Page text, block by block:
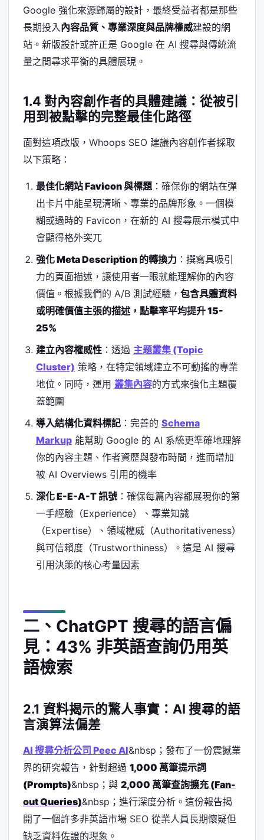
Google 強化來源歸屬的設計，最終受益者都是那些
長期投入 內容品質、專業深度與品牌權威建設的網
站。新版設計或許正是 Google 在 AI 搜尋與傳統流
量之間尋求平衡的具體展現。
1.4 對內容創作者的具體建議：從被引
用到被點擊的完整最佳化路徑
面對這項改版，Whoops SEO 建議內容創作者採取
以下策略：
最佳化網站 Favicon 與標題：確保你的網站在彈
出卡片中能呈現清晰、專業的品牌形象。一個模
糊或過時的 Favicon，在新的 AI 搜尋展示模式中
會顯得格外突兀
強化 Meta Description 的轉換力：撰寫具吸引
力的頁面描述，讓使用者一眼就能理解你的內容
價值。根據我們的 A/B 測試經驗， 包含具體資料
或明確價值主張的描述，點擊率平均提升 15-
25%
建立內容權威性：透過 主題叢集 (Topic
Cluster) 策略，在特定領域建立不可動搖的專業
地位。同時，運用 叢集內容的方式來強化主題覆
蓋範圍
導入結構化資料標記：完善的 Schema
Markup能幫助 Google 的 AI 系統更準確地理解
你的內容主題、作者資歷與發布時間，進而增加
被 AI Overviews 引用的機率
深化 E-E-A-T 訊號：確保每篇內容都展現你的第
一手經驗（Experience）、專業知識
（Expertise）、領域權威（Authoritativeness）
與可信賴度（Trustworthiness）。這是 AI 搜尋
引用決策的核心考量因素
二、ChatGPT 搜尋的語言偏
見：43% 非英語查詢仍用英
語檢索
2.1 資料揭示的驚人事實：AI 搜尋的語
言演算法偏差
AI 搜尋分析公司 Peec AI&nbsp；發布了一份震撼業
界的研究報告，針對超過 1,000 萬筆提示詞
(Prompts)&nbsp；與 2,000 萬筆查詢擴充 (Fan-
out Queries)&nbsp；進行深度分析。這份報告揭
開了一個許多非英語市場 SEO 從業人員長期懷疑但
缺乏資料佐證的現象。